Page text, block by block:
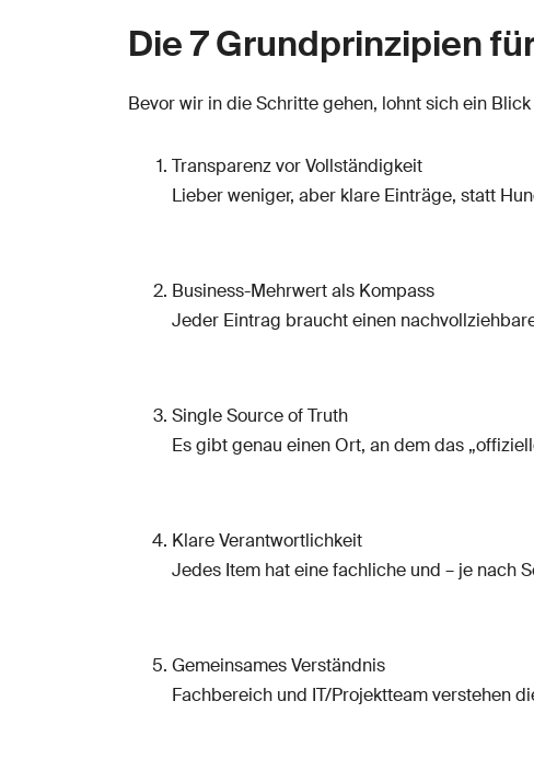
Die 7 Grundprinzipien
Bevor wir in die Schritte gehen, lohnt sich ein
Transparenz vor Vollständigkeit
Lieber weniger, aber klare Einträge, statt
Business-Mehrwert als Kompass
Jeder Eintrag braucht einen
Single Source of Truth
Es gibt genau einen Ort, an dem das
Klare Verantwortlichkeit
Jedes Item hat eine fachliche und – je nach
Gemeinsames Verständnis
Fachbereich und IT/Projektteam verstehen